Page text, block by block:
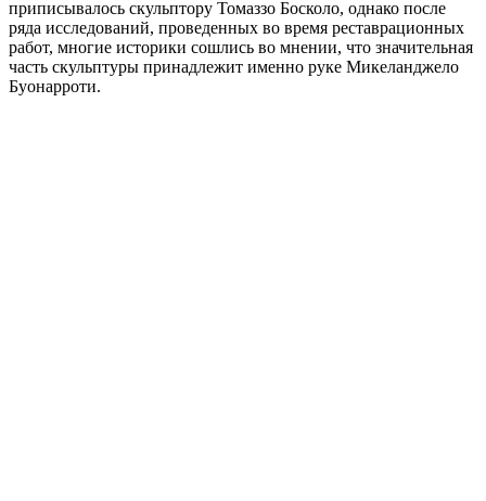
приписывалось скульптору Томаззо Босколо, однако после
ряда исследований, проведенных во время реставрационных
работ, многие историки сошлись во мнении, что значительная
часть скульптуры принадлежит именно руке Микеланджело
Буонарроти.